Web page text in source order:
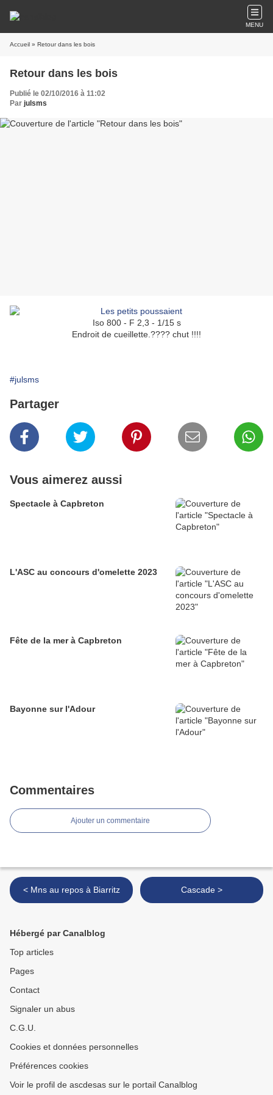
MENU
Accueil » Retour dans les bois
Retour dans les bois
Publié le 02/10/2016 à 11:02
Par julsms
Iso 800 - F 2,3 - 1/15 s
Endroit de cueillette.???? chut !!!!
#julsms
Partager
Vous aimerez aussi
Spectacle à Capbreton
L'ASC au concours d'omelette 2023
Fête de la mer à Capbreton
Bayonne sur l'Adour
Commentaires
Ajouter un commentaire
< Mns au repos à Biarritz Cascade >
Hébergé par Canalblog
Top articles
Pages
Contact
Signaler un abus
C.G.U.
Cookies et données personnelles
Préférences cookies
Voir le profil de ascdesas sur le portail Canalblog